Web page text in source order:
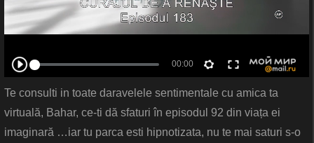
Te consulti in toate daravelele sentimentale cu amica ta
virtuală, Bahar, ce-ti dă sfaturi în episodul 92 din viața ei
imaginară …iar tu parca esti hipnotizata, nu te mai saturi s-o